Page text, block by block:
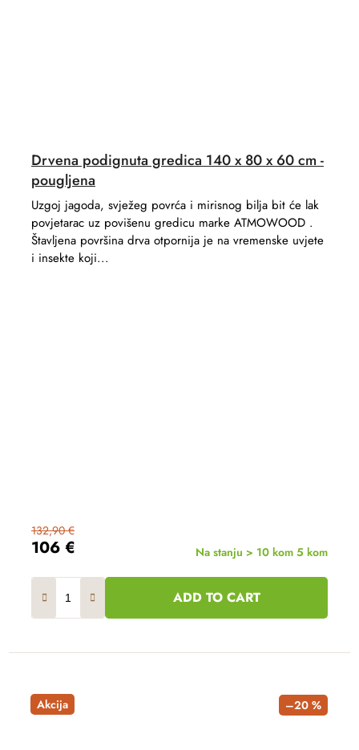
Drvena podignuta gredica 140 x 80 x 60 cm -
pougljena
106 €
132,90 €
Na stanju > 10 kom 5 kom
ADD TO CART
Uzgoj jagoda, svježeg povrća i mirisnog bilja bit će lak
povjetarac uz povišenu gredicu marke ATMOWOOD .
Štavljena površina drva otpornija je na vremenske uvjete
i insekte koji...
Akcija –20 %